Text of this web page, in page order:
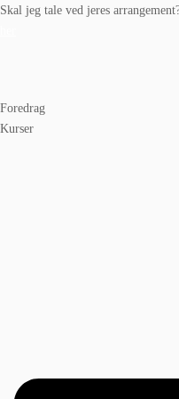
Skal jeg tale ved jeres
Foredrag
Kurser